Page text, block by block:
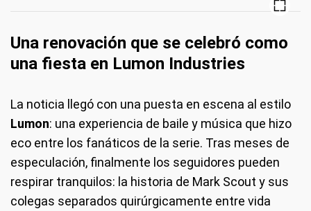
Una renovación que se celebró como
una fiesta en Lumon Industries
La noticia llegó con una puesta en escena al estilo
Lumon: una experiencia de baile y música que hizo
eco entre los fanáticos de la serie. Tras meses de
especulación, finalmente los seguidores pueden
respirar tranquilos: la historia de Mark Scout y sus
colegas separados quirúrgicamente entre vida